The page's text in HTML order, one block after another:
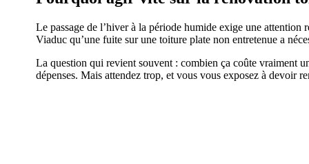
Le passage de l’hiver à la période humide exige une
Viaduc qu’une fuite sur une toiture plate non entretenue a
La question qui revient souvent : combien ça coûte vraiment
dépenses. Mais attendez trop, et vous vous exposez à devoir